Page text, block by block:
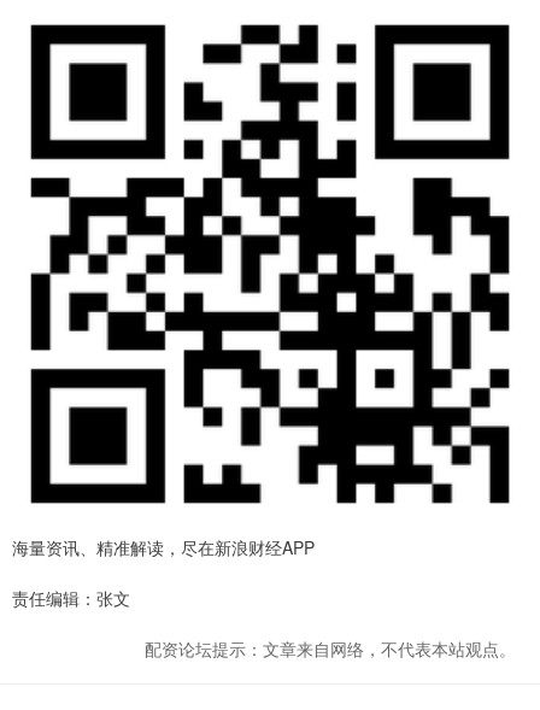
海量资讯、精准解读，尽在新浪财经APP
责任编辑：张文
配资论坛提示：文章来自网络，不代表本站观点。